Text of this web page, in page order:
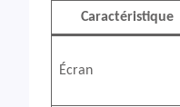
Caractéristique
Écran